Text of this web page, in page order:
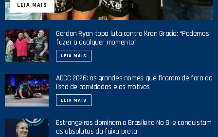
LEIA MAIS
Gordon Ryan topa luta contra Kron Gracie: “Podemos
fazer a qualquer momento”
LEIA MAIS
ADCC 2026: os grandes nomes que ficaram de fora da
lista de convidados e os motivos
LEIA MAIS
Estrangeiros dominam o Brasileiro No Gi e conquistam
os absolutos da faixa-preta